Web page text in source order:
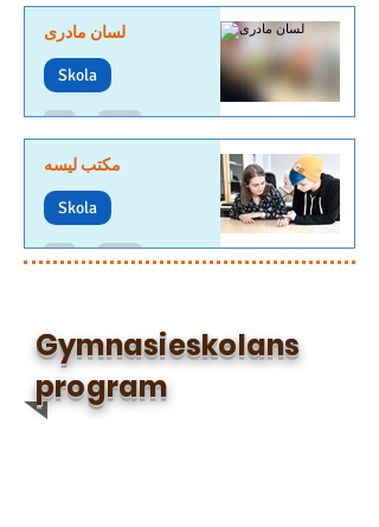
لسان مادری
Skola
مکتب لیسه
Skola
Gymnasieskolans
program